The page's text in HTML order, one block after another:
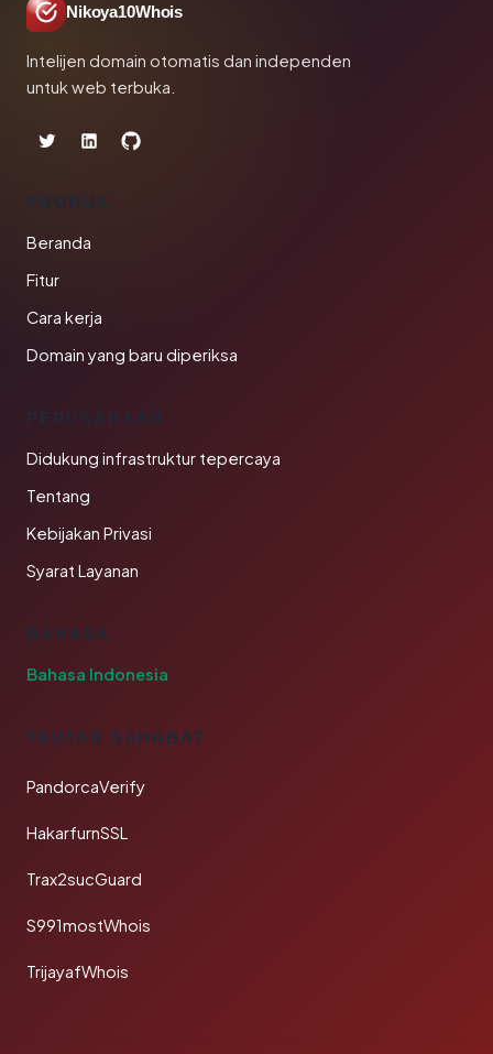
Nikoya10Whois
Intelijen domain otomatis dan independen
untuk web terbuka.
PRODUK
Beranda
Fitur
Cara kerja
Domain yang baru diperiksa
PERUSAHAAN
Didukung infrastruktur tepercaya
Tentang
Kebijakan Privasi
Syarat Layanan
BAHASA
Bahasa Indonesia
TAUTAN SAHABAT
PandorcaVerify
HakarfurnSSL
Trax2sucGuard
S991mostWhois
TrijayafWhois